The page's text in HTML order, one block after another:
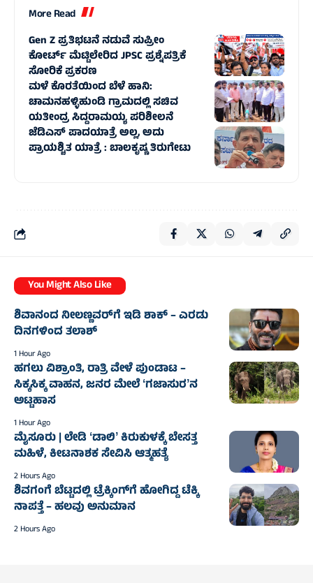
More Read
Gen Z ಪ್ರತಿಭಟನೆ ನಡುವೆ ಸುಪ್ರೀಂ
ಕೋರ್ಟ್‌ ಮೆಟ್ಟಿಲೇರಿದ JPSC ಪ್ರಶ್ನೆಪತ್ರಿಕೆ
ಸೋರಿಕೆ ಪ್ರಕರಣ
ಮಳೆ ಕೊರತೆಯಿಂದ ಬೆಳೆ ಹಾನಿ:
ಚಾಮನಹಳ್ಳಿಹುಂಡಿ ಗ್ರಾಮದಲ್ಲಿ ಸಚಿವ
ಯತೀಂದ್ರ ಸಿದ್ದರಾಮಯ್ಯ ಪರಿಶೀಲನೆ
ಜೆಡಿಎಸ್ ಪಾದಯಾತ್ರೆ ಅಲ್ಲ, ಅದು
ಪ್ರಾಯಶ್ಚಿತ ಯಾತ್ರೆ : ಬಾಲಕೃಷ್ಣ ತಿರುಗೇಟು
You Might Also Like
ಶಿವಾನಂದ ನೀಲಣ್ಣವರ್‌ಗೆ ಇಡಿ ಶಾಕ್ – ಎರಡು
ದಿನಗಳಿಂದ ತಲಾಶ್‌
1 Hour Ago
ಹಗಲು ವಿಶ್ರಾಂತಿ, ರಾತ್ರಿ ವೇಳೆ ಪುಂಡಾಟ –
ಸಿಕ್ಕಸಿಕ್ಕ ವಾಹನ, ಜನರ ಮೇಲೆ ʻಗಜಾಸುರʼನ
ಅಟ್ಟಹಾಸ
1 Hour Ago
ಮೈಸೂರು | ಲೇಡಿ ʻಡಾಲಿʼ ಕಿರುಕುಳಕ್ಕೆ ಬೇಸತ್ತ
ಮಹಿಳೆ, ಕೀಟನಾಶಕ ಸೇವಿಸಿ ಆತ್ಮಹತ್ಯೆ
2 Hours Ago
ಶಿವಗಂಗೆ ಬೆಟ್ಟದಲ್ಲಿ ಟ್ರೆಕ್ಕಿಂಗ್‌ಗೆ ಹೋಗಿದ್ದ ಟೆಕ್ಕಿ
ನಾಪತ್ತೆ – ಹಲವು ಅನುಮಾನ
2 Hours Ago